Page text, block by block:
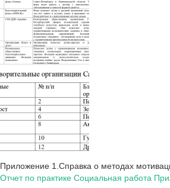
Приложение 1.Справка о методах
Отчет по практике Социальная работа